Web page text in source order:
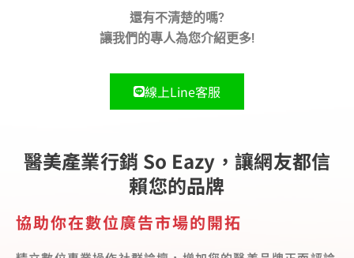
還有不清楚的嗎?
讓我們的專人為您介紹更多!
線上Line客服
醫美產業行銷 So Eazy，讓網友都信
賴您的品牌
協助你在數位廣告市場的開拓